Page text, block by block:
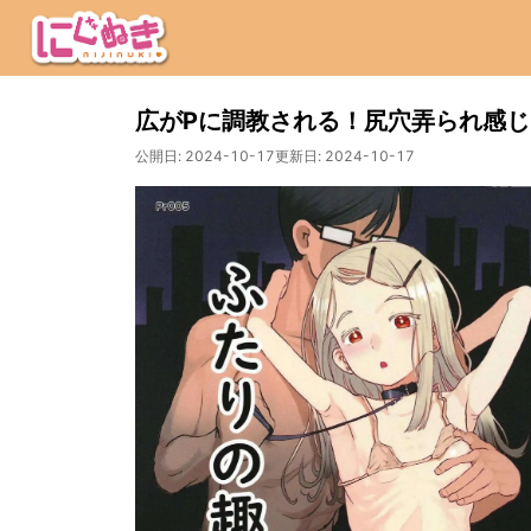
広がPに調教される！尻穴弄られ感
公開日: 2024-10-17更新日: 2024-10-17